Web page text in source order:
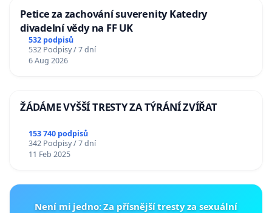
Petice za zachování suverenity Katedry
divadelní vědy na FF UK
532 podpisů
532 Podpisy / 7 dní
6 Aug 2026
ŽÁDÁME VYŠŠÍ TRESTY ZA TÝRÁNÍ ZVÍŘAT
153 740 podpisů
342 Podpisy / 7 dní
11 Feb 2025
Není mi jedno: Za přísnější tresty za sexuální